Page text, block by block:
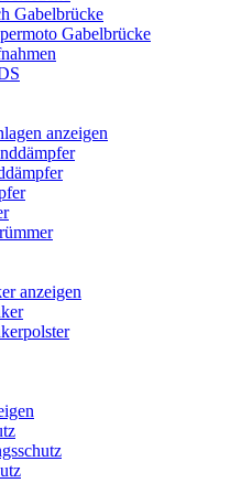
Gabelbrücke
Gabelbrücke
anzeigen
anzeigen